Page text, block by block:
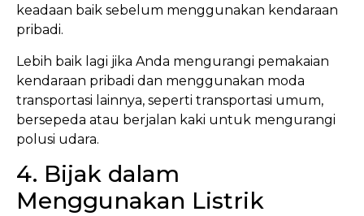
keadaan baik sebelum menggunakan kendaraan
pribadi.
Lebih baik lagi jika Anda mengurangi pemakaian
kendaraan pribadi dan menggunakan moda
transportasi lainnya, seperti transportasi umum,
bersepeda atau berjalan kaki untuk mengurangi
polusi udara.
4. Bijak dalam
Menggunakan Listrik